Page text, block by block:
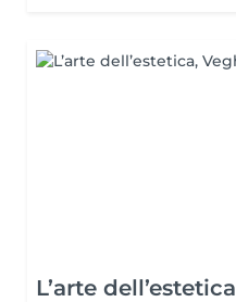
L’arte dell’estetica